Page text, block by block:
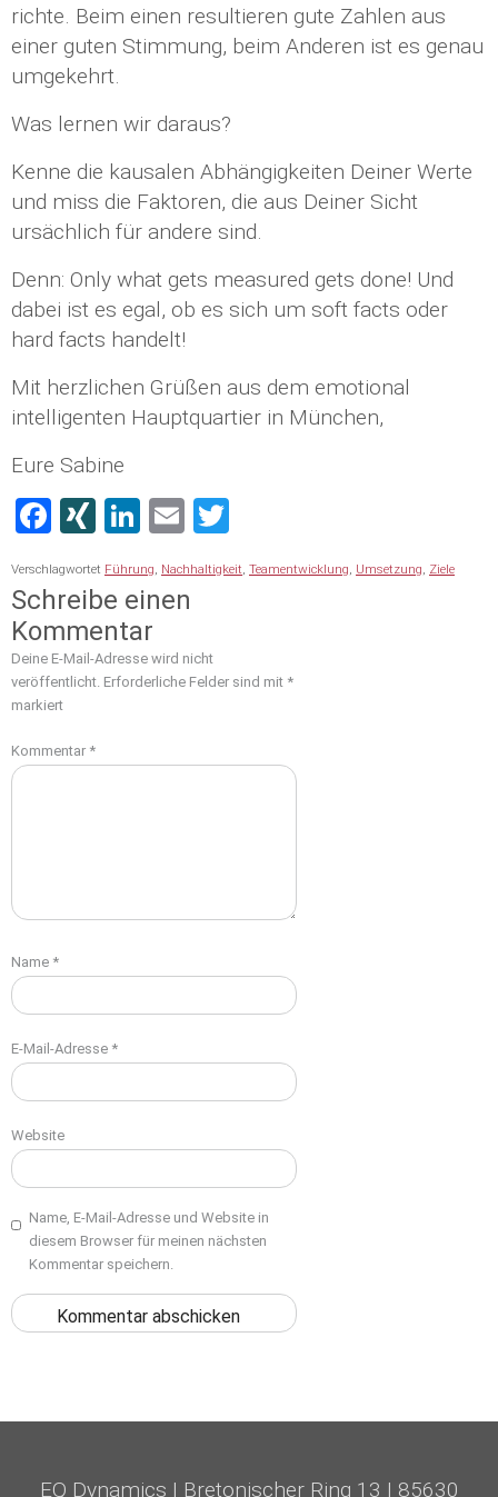
richte. Beim einen resultieren gute Zahlen aus
einer guten Stimmung, beim Anderen ist es genau
umgekehrt.
Was lernen wir daraus?
Kenne die kausalen Abhängigkeiten Deiner Werte
und miss die Faktoren, die aus Deiner Sicht
ursächlich für andere sind.
Denn: Only what gets measured gets done! Und
dabei ist es egal, ob es sich um soft facts oder
hard facts handelt!
Mit herzlichen Grüßen aus dem emotional
intelligenten Hauptquartier in München,
Eure Sabine
Facebook
XINGLinkedIn
Email
Verschlagwortet Führung, Nachhaltigkeit, Teamentwicklung, Umsetzung, Ziele
Schreibe einen
Kommentar
Deine E-Mail-Adresse wird nicht
veröffentlicht. Erforderliche Felder sind mit *
markiert
Kommentar *
Name *
E-Mail-Adresse *
Website
Name, E-Mail-Adresse und Website in
diesem Browser für meinen nächsten
Kommentar speichern.
EQ Dynamics | Bretonischer Ring 13 | 85630